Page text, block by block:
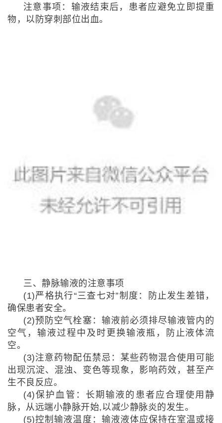
注意事项：输液结束后，患者应避免立即提重
物，以防穿刺部位出血。
三、静脉输液的注意事项
(1)严格执行“三查七对”制度：防止发生差错，
确保患者安全。
(2)预防空气栓塞：输液前必须排尽输液管内的
空气，输液过程中及时更换输液瓶，防止液体流
空。
(3)注意药物配伍禁忌：某些药物混合使用可能
出现沉淀、混浊、变色等现象，影响药效，甚至产
生不良反应。
(4)保护血管：长期输液的患者应合理使用静
脉，从远端小静脉开始,以减少静脉炎的发生。
(5)控制输液温度：输液液体应保持在室温或接